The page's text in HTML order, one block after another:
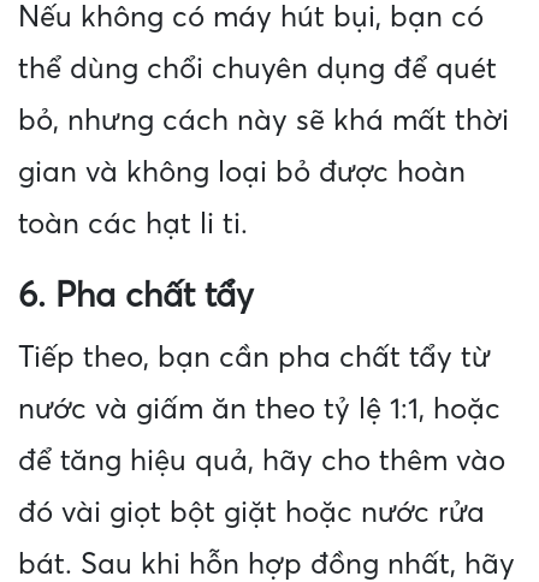
Nếu không có máy hút bụi, bạn có
thể dùng chổi chuyên dụng để quét
bỏ, nhưng cách này sẽ khá mất thời
gian và không loại bỏ được hoàn
toàn các hạt li ti.
6. Pha chất tẩy
Tiếp theo, bạn cần pha chất tẩy từ
nước và giấm ăn theo tỷ lệ 1:1, hoặc
để tăng hiệu quả, hãy cho thêm vào
đó vài giọt bột giặt hoặc nước rửa
bát. Sau khi hỗn hợp đồng nhất, hãy